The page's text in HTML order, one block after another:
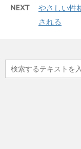
NEXT
やさしい性
される